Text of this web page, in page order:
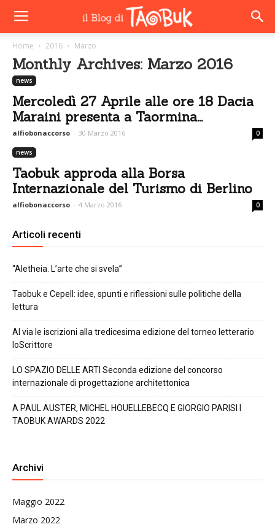
Home 2016 Marzo
Monthly Archives: Marzo 2016
news
Mercoledì 27 Aprile alle ore 18 Dacia
Maraini presenta a Taormina...
alfiobonaccorso - 30 Marzo 2016 0
news
Taobuk approda alla Borsa
Internazionale del Turismo di Berlino
alfiobonaccorso - 4 Marzo 2016 0
Articoli recenti
“Aletheia. L’arte che si svela”
Taobuk e Cepell: idee, spunti e riflessioni sulle politiche della
lettura
Al via le iscrizioni alla tredicesima edizione del torneo letterario
IoScrittore
LO SPAZIO DELLE ARTI Seconda edizione del concorso
internazionale di progettazione architettonica
A PAUL AUSTER, MICHEL HOUELLEBECQ E GIORGIO PARISI I
TAOBUK AWARDS 2022
Archivi
Maggio 2022
Marzo 2022